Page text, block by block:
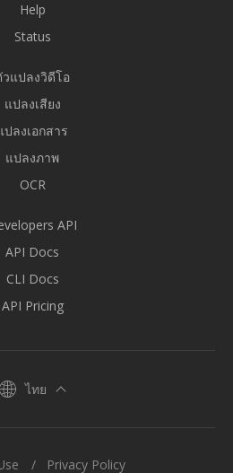
Help
Status
วแปลงวิดีโอ
แปลงเสียง
ปลงเอกสาร
แปลงภาพ
OCR
API
API Docs
CLI Docs
API Pricing
ไทย
Privacy Policy